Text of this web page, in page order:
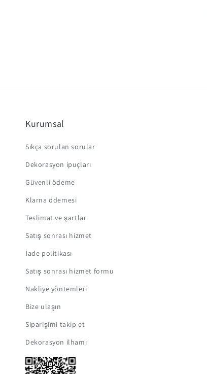
Kurumsal
Sıkça sorulan sorular
Dekorasyon ipuçları
Güvenli ödeme
Klarna ödemesi
Teslimat ve şartlar
Satış sonrası hizmet
İade politikası
Satış sonrası hizmet formu
Nakliye yöntemleri
Bize ulaşın
Siparişimi takip et
Dekorasyon ilhamı